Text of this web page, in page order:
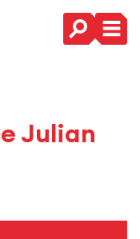
Julian